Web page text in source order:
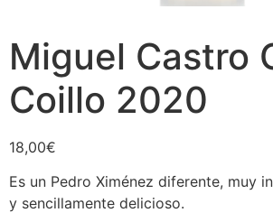
Miguel Castro
Coillo 2020
18,00€
Es un Pedro Ximénez diferente, muy
y sencillamente delicioso.